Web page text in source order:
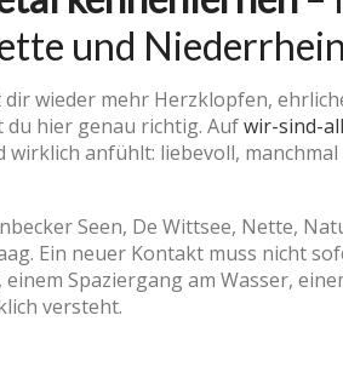
und Niederrhein
wieder mehr Herzklopfen,
du hier genau richtig. Aufwir-sind-
wirklich anfühlt: liebevoll,
Seen, De Wittsee, Nette,
Ein neuer Kontakt muss nicht
Spaziergang am Wasser,
versteht.